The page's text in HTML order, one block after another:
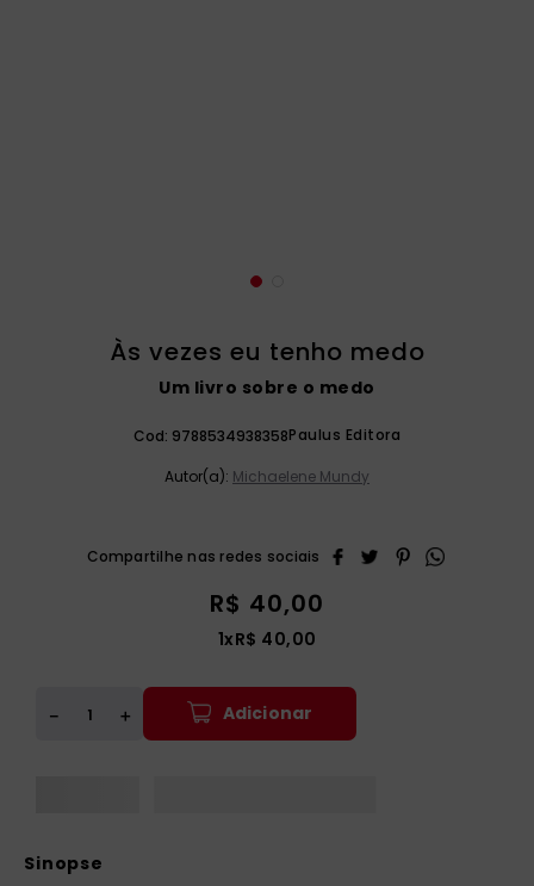
Às vezes eu tenho medo
Um livro sobre o medo
Cod: 9788534938358Paulus Editora
Autor(a): Michaelene Mundy
R$ 40,00
1xR$ 40,00
＋
－ Adicionar